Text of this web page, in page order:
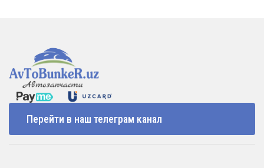
Перейти в наш телеграм канал